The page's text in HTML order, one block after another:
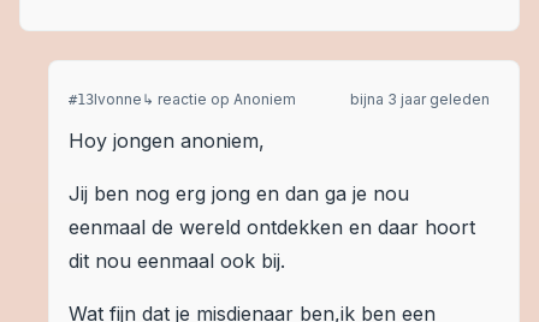
#13Ivonne ↳ reactie op Anoniem bijna 3 jaar geleden
Hoy jongen anoniem,
Jij ben nog erg jong en dan ga je nou
eenmaal de wereld ontdekken en daar hoort
dit nou eenmaal ook bij.
Wat fijn dat je misdienaar ben,ik ben een